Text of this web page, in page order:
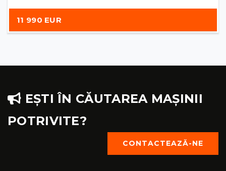
11 990 EUR
EȘTI ÎN CĂUTAREA MAȘINII
POTRIVITE?
CONTACTEAZĂ-NE